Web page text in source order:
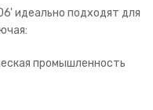
идеально подходят для
промышленность